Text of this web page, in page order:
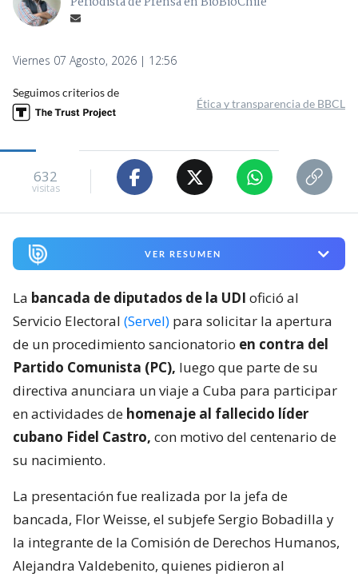
Viernes 07 Agosto, 2026 | 12:56
Seguimos criterios de
Ética y transparencia de BBCL
632
visitas
VER RESUMEN
La bancada de diputados de la UDI ofició al
Servicio Electoral (Servel) para solicitar la apertura
de un procedimiento sancionatorio en contra del
Partido Comunista (PC), luego que parte de su
directiva anunciara un viaje a Cuba para participar
en actividades de homenaje al fallecido líder
cubano Fidel Castro, con motivo del centenario de
su nacimiento.
La presentación fue realizada por la jefa de
bancada, Flor Weisse, el subjefe Sergio Bobadilla y
la integrante de la Comisión de Derechos Humanos,
Alejandra Valdebenito, quienes pidieron al